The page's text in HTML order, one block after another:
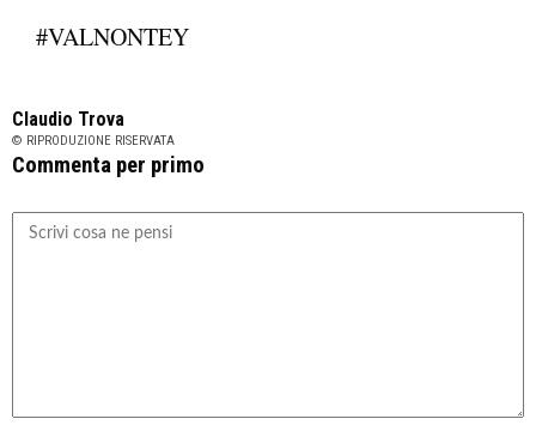
#VALNONTEY
Claudio Trova
© RIPRODUZIONE RISERVATA
Commenta per primo